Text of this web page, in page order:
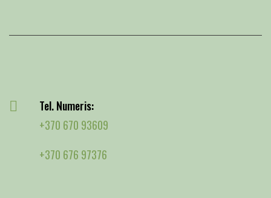
Tel. Numeris:
+370 670 93609
+370 676 97376